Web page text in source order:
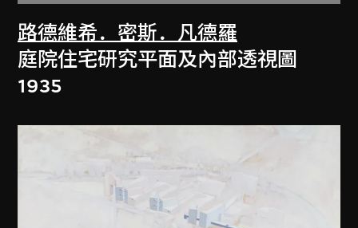
路德維希．密斯．凡德羅
庭院住宅研究平面及內部透視圖
1935